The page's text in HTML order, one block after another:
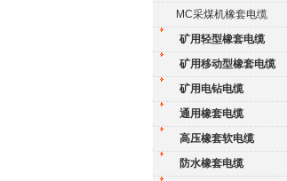
MC采煤机橡套电缆
矿用轻型橡套电缆
矿用移动型橡套电缆
矿用电钻电缆
通用橡套电缆
高压橡套软电缆
防水橡套电缆